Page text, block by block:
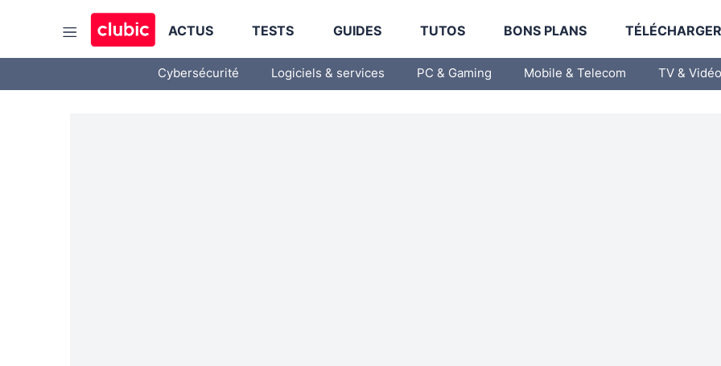
ACTUS TESTS GUIDES TUTOS BONS PLANS
Cybersécurité Logiciels & services PC & Gaming Mobile & Telecom TV & Vidéo